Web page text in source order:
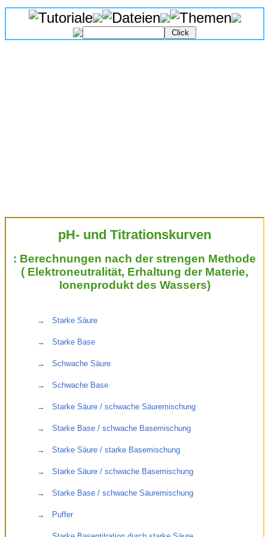
pH- und Titrationskurven
: Berechnungen nach der strengen Methode
( Elektroneutralität, Erhaltung der Materie,
Ionenprodukt des Wassers)
→   Starke Säure
→   Starke Base
→   Schwache Säure
→   Schwache Base
→   Starke Säure / schwache Säuremischung
→   Starke Base / schwache Basemischung
→   Starke Säure / starke Basemischung
→   Starke Säure / schwache Basemischung
→   Starke Base / schwache Säuremischung
→   Puffer